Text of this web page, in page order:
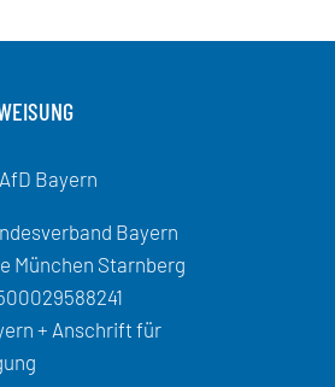
Bayern
Bayern
München Starnberg
+ Anschrift für